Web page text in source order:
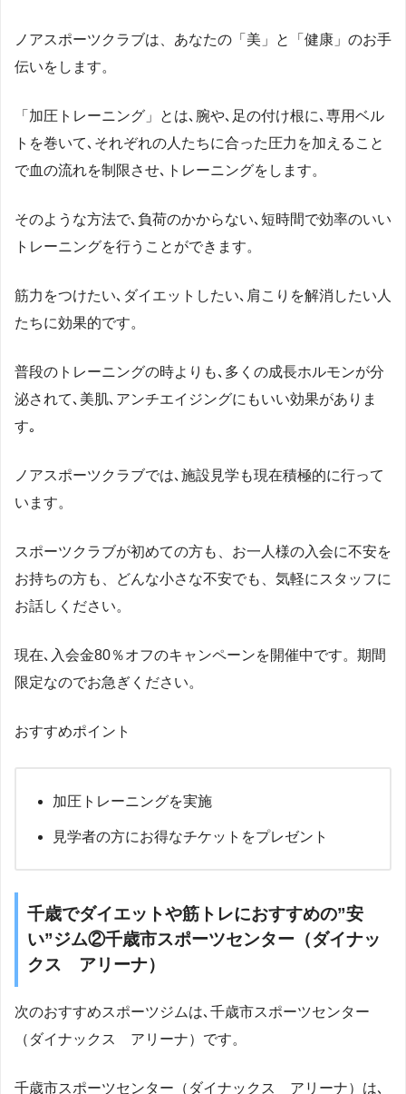
ノアスポーツクラブは、あなたの「美」と「健康」のお手
伝いをします。
「加圧トレーニング」とは､腕や､足の付け根に､専用ベル
トを巻いて､それぞれの人たちに合った圧力を加えること
で血の流れを制限させ､トレーニングをします。
そのような方法で､負荷のかからない､短時間で効率のいい
トレーニングを行うことができます。
筋力をつけたい､ダイエットしたい､肩こりを解消したい人
たちに効果的です。
普段のトレーニングの時よりも､多くの成長ホルモンが分
泌されて､美肌､アンチエイジングにもいい効果がありま
す｡
ノアスポーツクラブでは､施設見学も現在積極的に行って
います。
スポーツクラブが初めての方も、お一人様の入会に不安を
お持ちの方も、どんな小さな不安でも、気軽にスタッフに
お話しください。
現在､入会金80％オフのキャンペーンを開催中です。期間
限定なのでお急ぎください。
おすすめポイント
加圧トレーニングを実施
見学者の方にお得なチケットをプレゼント
千歳でダイエットや筋トレにおすすめの”安
い”ジム②千歳市スポーツセンター（ダイナッ
クス アリーナ）
次のおすすめスポーツジムは､千歳市スポーツセンター
（ダイナックス アリーナ）です。
千歳市スポーツセンター（ダイナックス アリーナ）は､